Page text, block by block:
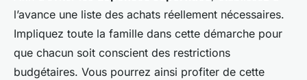
l’avance une liste des achats réellement nécessaires.
Impliquez toute la famille dans cette démarche pour
que chacun soit conscient des restrictions
budgétaires. Vous pourrez ainsi profiter de cette